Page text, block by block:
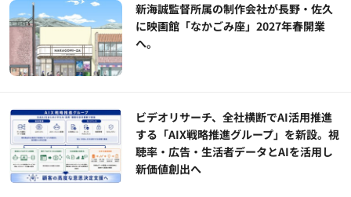
新海誠監督所属の制作会社が長野・佐久
に映画館「なかごみ座」2027年春開業
へ。
ビデオリサーチ、全社横断でAI活用推進
する「AIX戦略推進グループ」を新設。視
聴率・広告・生活者データとAIを活用し
新価値創出へ